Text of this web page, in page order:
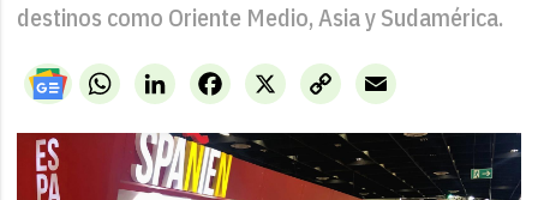
destinos como Oriente Medio, Asia y Sudamérica.
WhatsAppLinkedIn X
Facebook
Copy
Link
Email